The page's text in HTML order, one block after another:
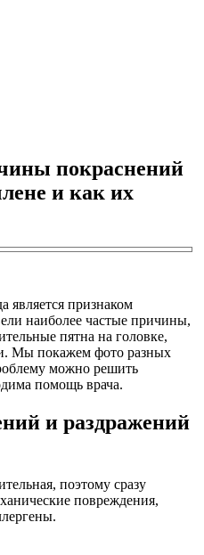
покраснений
и как их
является признаком
наиболее частые причины,
пятна на головке,
Мы покажем фото разных
можно решить
помощь врача.
и раздражений
поэтому сразу
повреждения,